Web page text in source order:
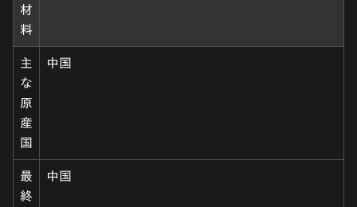
材
料
主
な
原
産
国
中国
最
終
中国